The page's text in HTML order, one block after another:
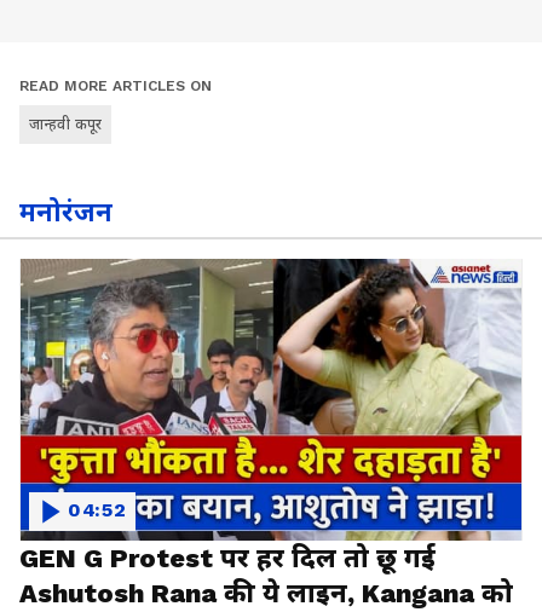
READ MORE ARTICLES ON
जान्हवी कपूर
मनोरंजन
GEN G Protest पर हर दिल तो छू गई
Ashutosh Rana की ये लाइन, Kangana को
04:52